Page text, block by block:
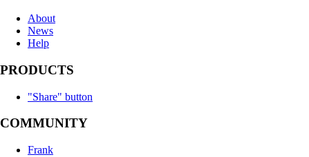
About
News
Help
PRODUCTS
"Share" button
COMMUNITY
Frank